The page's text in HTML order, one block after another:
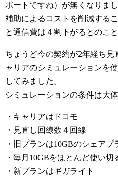
ポートですね）が無くなりまし
補助によるコストを削減する
と通信費は４割下がるとのこと
ちょうど今の契約が2年経ち
ャリアのシミュレーションを
してみました。
シミュレーションの条件は大
・キャリアはドコモ
・見直し回線数４回線
・旧プランは10GBのシェアプ
・毎月10GBをほとんど使い切
・新プランはギガライト